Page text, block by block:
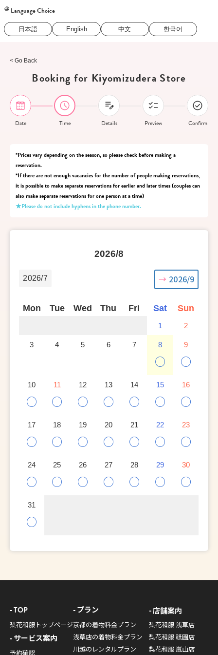
Language Choice
日本語 English 中文 한국어
< Go Back
Booking for Kiyomizudera Store
Date Time Details Preview Confirm
*Prices vary depending on the season, so please check before making a
reservation.
*If there are not enough vacancies for the number of people making reservations,
it is possible to make separate reservations for earlier and later times (couples can
also make separate reservations for one person at a time)
★Please do not include hyphens in the phone number.
2026/8
2026/7 2026/9
Mon Tue Wed Thu Fri Sat Sun
1 2
3 4 5 6 7 8
○
9
○
10
○
11
○
12
○
13
○
14
○
15
○
16
○
17
○
18
○
19
○
20
○
21
○
22
○
23
○
24
○
25
○
26
○
27
○
28
○
29
○
30
○
31
○
TOP
梨花和服トップページ
サービス案内
予約確認
プラン
京都の着物料金プラン
浅草店の着物料金プラン
川越のレンタルプラン
店舗案内
梨花和服 浅草店
梨花和服 祇園店
梨花和服 嵐山店